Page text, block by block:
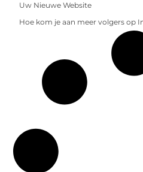
Uw Nieuwe Website
Hoe kom je aan meer volgers op